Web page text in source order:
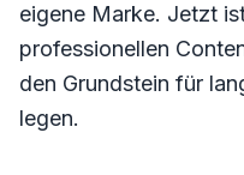
eigene Marke. Jetzt
professionellen
den Grundstein für
legen.